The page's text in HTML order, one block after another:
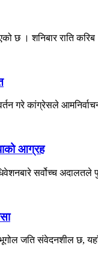
छ । शनिबार राति
गरे कांग्रेसले
आग्रह
सर्वोच्च
जति संवेदनशील छ,